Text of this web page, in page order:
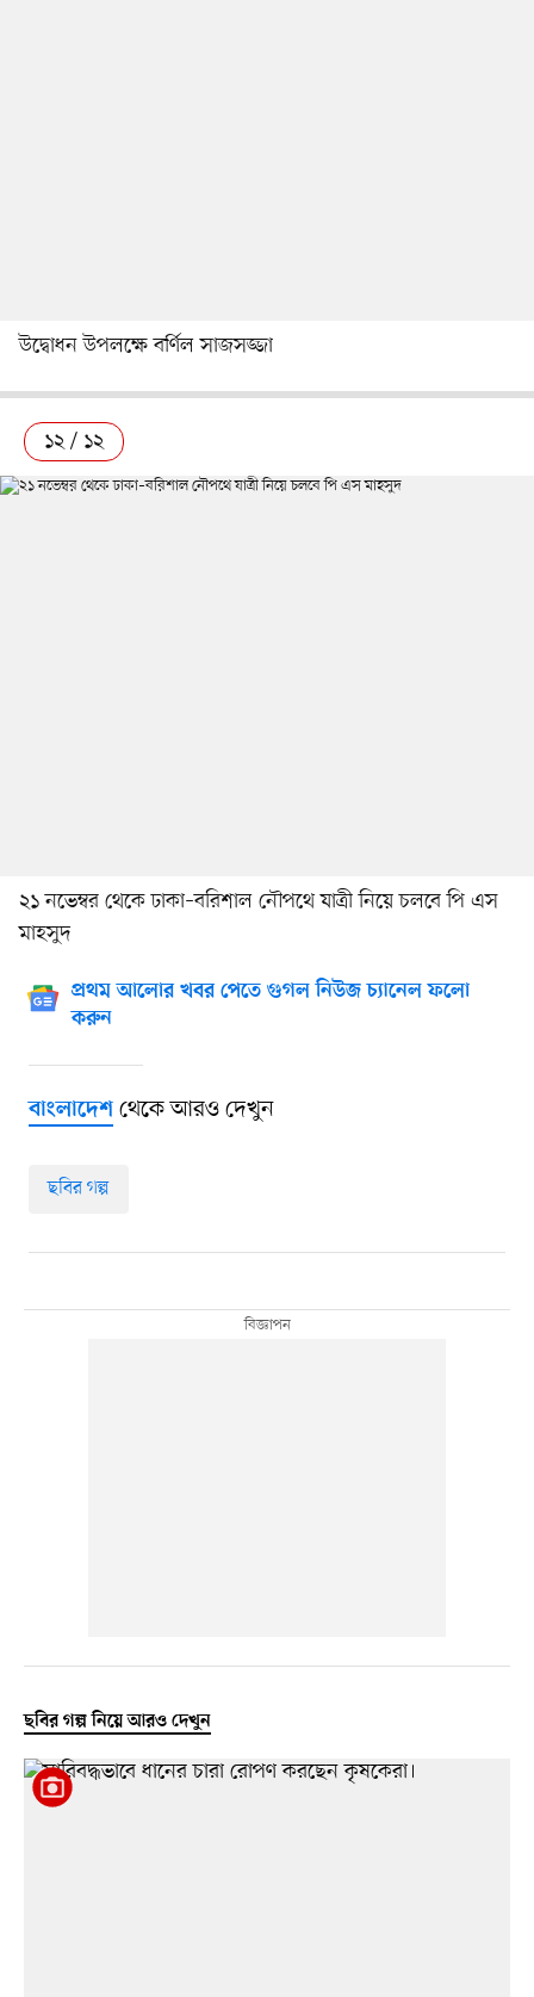
উদ্বোধন উপলক্ষে বর্ণিল সাজসজ্জা
১২ / ১২
২১ নভেম্বর থেকে ঢাকা–বরিশাল নৌপথে যাত্রী নিয়ে চলবে পি এস
মাহসুদ
প্রথম আলোর খবর পেতে গুগল নিউজ চ্যানেল ফলো
করুন
বাংলাদেশথেকে আরও দেখুন
ছবির গল্প
ছবির গল্প নিয়ে আরও দেখুন